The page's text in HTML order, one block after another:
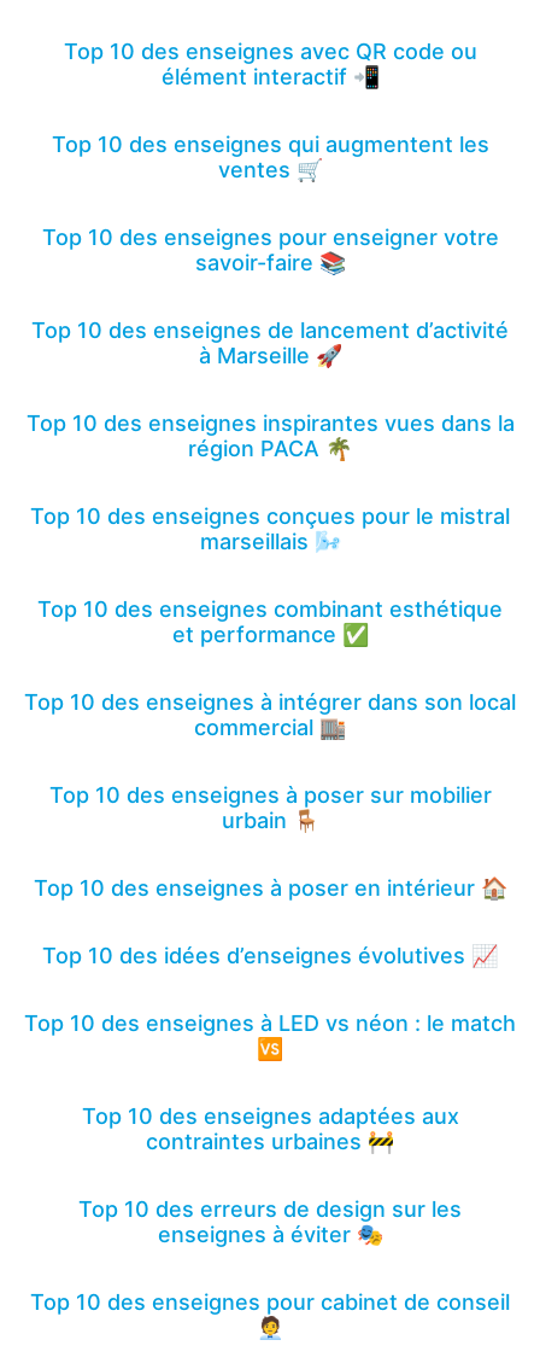
Top 10 des enseignes avec QR code ou
élément interactif 📲
Top 10 des enseignes qui augmentent les
ventes 🛒
Top 10 des enseignes pour enseigner votre
savoir-faire 📚
Top 10 des enseignes de lancement d’activité
à Marseille 🚀
Top 10 des enseignes inspirantes vues dans la
région PACA 🌴
Top 10 des enseignes conçues pour le mistral
marseillais 🌬️
Top 10 des enseignes combinant esthétique
et performance ✅
Top 10 des enseignes à intégrer dans son local
commercial 🏬
Top 10 des enseignes à poser sur mobilier
urbain 🪑
Top 10 des enseignes à poser en intérieur 🏠
Top 10 des idées d’enseignes évolutives 📈
Top 10 des enseignes à LED vs néon : le match
🆚
Top 10 des enseignes adaptées aux
contraintes urbaines 🚧
Top 10 des erreurs de design sur les
enseignes à éviter 🎭
Top 10 des enseignes pour cabinet de conseil
🧑‍💼